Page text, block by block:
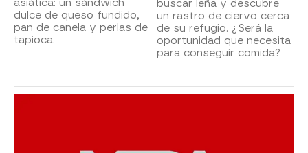
asiática: un sándwich
dulce de queso fundido,
pan de canela y perlas de
tapioca.
buscar leña y descubre
un rastro de ciervo cerca
de su refugio. ¿Será la
oportunidad que necesita
para conseguir comida?